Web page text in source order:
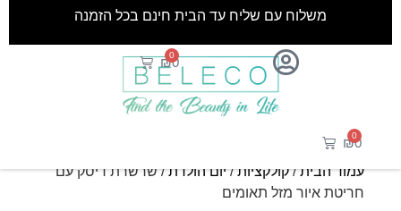
₪0
0
משלוח עם שליח עד הבית חינם בכל הזמנה
₪0
0
עמוד הבית/קולקציות/יום הולדת/ שרשרת דיסק עם
חריטת איור מזל תאומים